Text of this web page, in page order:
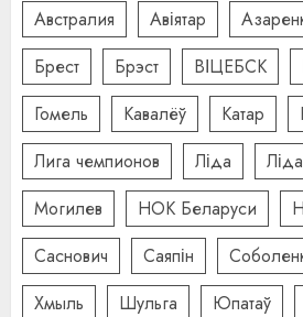
Австралия Авіятар
Брест
Брэст ВІЦЕБСК
Гомель
Кавалёў Катар
Лига чемпионов
Ліда
Могилев
НОК Беларуси
Саснович
Саяпін
Хмыль
Шульга Юпатаў